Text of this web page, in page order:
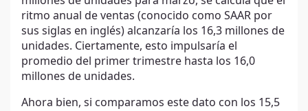
ritmo anual de ventas (conocido como SAAR por
sus siglas en inglés) alcanzaría los 16,3 millones de
unidades. Ciertamente, esto impulsaría el
promedio del primer trimestre hasta los 16,0
millones de unidades.
Ahora bien, si comparamos este dato con los 15,5